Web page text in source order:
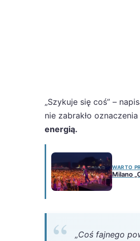
„Szykuje się coś” –
nie zabrakło
energią.
WARTO
Milano
„Coś fajnego